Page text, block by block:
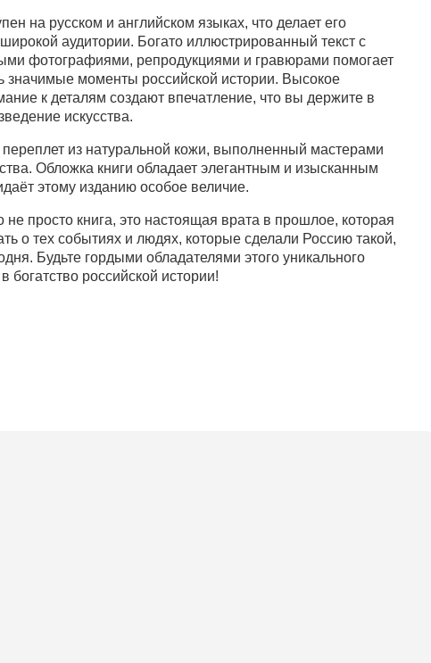
на русском и английском языках, что делает его
аудитории. Богато иллюстрированный текст с
фотографиями, репродукциями и гравюрами помогает
значимые моменты российской истории. Высокое
к деталям создают впечатление, что вы держите в
искусства.
из натуральной кожи, выполненный мастерами
Обложка книги обладает элегантным и изысканным
этому изданию особое величие.
просто книга, это настоящая врата в прошлое, которая
о тех событиях и людях, которые сделали Россию такой,
Будьте гордыми обладателями этого уникального
богатство российской истории!